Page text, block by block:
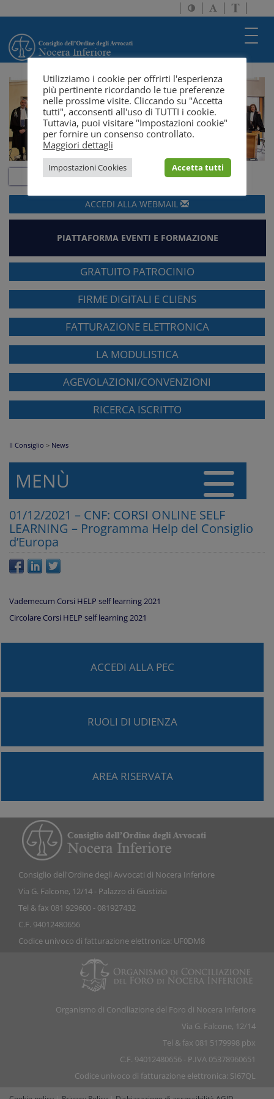
Attiva/disattiva
alto
Attiva/
dimensione
a
solo
ACCEDI ALLA WEBMAIL
PIATTAFORMA EVENTI E FORMAZIONE
GRATUITO PATROCINIO
FIRME DIGITALI E CLIENS
FATTURAZIONE ELETTRONICA
LA MODULISTICA
AGEVOLAZIONI/CONVENZIONI
RICERCA ISCRITTO
Il Consiglio > News
MENÙ
01/12/2021 – CNF: CORSI ONLINE SELF
LEARNING – Programma Help del Consiglio
d’Europa
Vademecum Corsi HELP self learning 2021
Circolare Corsi HELP self learning 2021
ACCEDI ALLA PEC
RUOLI DI UDIENZA
AREA RISERVATA
Consiglio dell'Ordine degli Avvocati di Nocera Inferiore
Via G. Falcone, 12/14 - Palazzo di Giustizia
Tel & fax 081 929600 - 081927432
C.F. 94012480656
Codice univoco di fatturazione elettronica: UF0DM8
Organismo di Conciliazione del Foro di Nocera Inferiore
Via G. Falcone, 12/14
Tel & fax 081 5179998 pbx
C.F. 94012480656 - P.IVA 05378960651
Codice univoco di fatturazione elettronica: SI67QL
Utilizziamo i cookie per offrirti l'esperienza
più pertinente ricordando le tue preferenze
nelle prossime visite. Cliccando su "Accetta
tutti", acconsenti all'uso di TUTTI i cookie.
Tuttavia, puoi visitare "Impostazioni cookie"
per fornire un consenso controllato.
Maggiori dettagli
Impostazioni Cookies Accetta tutti